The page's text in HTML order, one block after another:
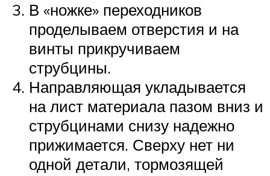
В «ножке» переходников
проделываем отверстия и на
винты прикручиваем
струбцины.
Направляющая укладывается
на лист материала пазом вниз и
струбцинами снизу надежно
прижимается. Сверху нет ни
одной детали, тормозящей